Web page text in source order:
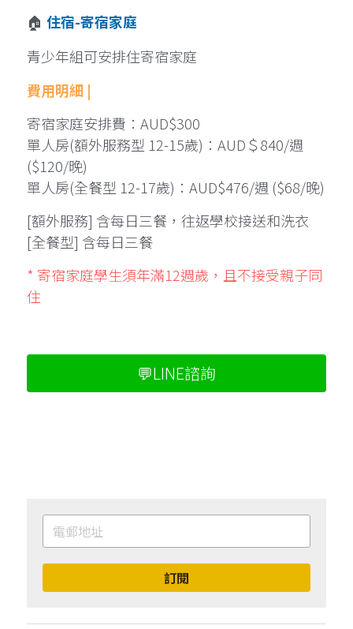
🏠 住宿-寄宿家庭
青少年組可安排住寄宿家庭
費用明細 |
寄宿家庭安排費：AUD$300
單人房(額外服務型 12-15歲)：AUD＄840/週
($120/晚)
單人房(全餐型 12-17歲)：AUD$476/週 ($68/晚)
[額外服務] 含每日三餐，往返學校接送和洗衣
[全餐型] 含每日三餐
* 寄宿家庭學生須年滿12週歲，且不接受親子同
住
💬LINE諮詢
訂閱